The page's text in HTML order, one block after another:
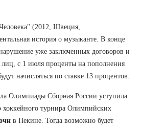
(2012, Швеция,
история о музыканте. В конце
уже заключенных договоров и
лиц, с 1 июля проценты на пополнения
начисляться по ставке 13 процентов.
Олимпиады Сборная России уступила
хоккейного турнира Олимпийских
в Пекине. Тогда возможно будет